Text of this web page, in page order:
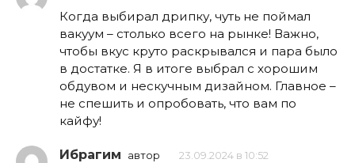
Когда выбирал дрипку, чуть не поймал
вакуум – столько всего на рынке! Важно,
чтобы вкус круто раскрывался и пара было
в достатке. Я в итоге выбрал с хорошим
обдувом и нескучным дизайном. Главное –
не спешить и опробовать, что вам по
кайфу!
Ибрагим автор 23.09.2024 в 10:52